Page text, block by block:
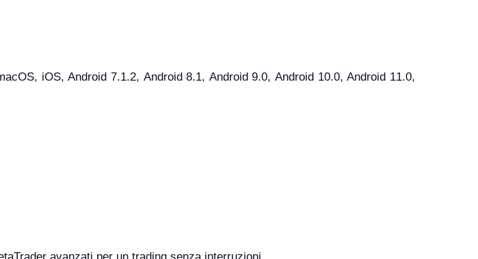
iOS, Android 7.1.2, Android 8.1, Android 9.0, Android 10.0, Android 11.0,